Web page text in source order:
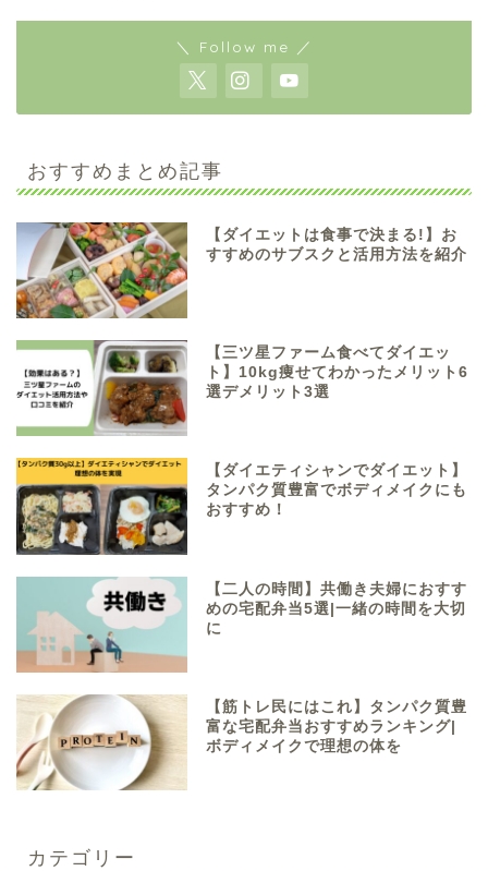
＼ Follow me ／
おすすめまとめ記事
【ダイエットは食事で決まる!】お
すすめのサブスクと活用方法を紹介
【三ツ星ファーム食べてダイエッ
ト】10kg痩せてわかったメリット6
選デメリット3選
【ダイエティシャンでダイエット】
タンパク質豊富でボディメイクにも
おすすめ！
【二人の時間】共働き夫婦におすす
めの宅配弁当5選|一緒の時間を大切
に
【筋トレ民にはこれ】タンパク質豊
富な宅配弁当おすすめランキング|
ボディメイクで理想の体を
カテゴリー